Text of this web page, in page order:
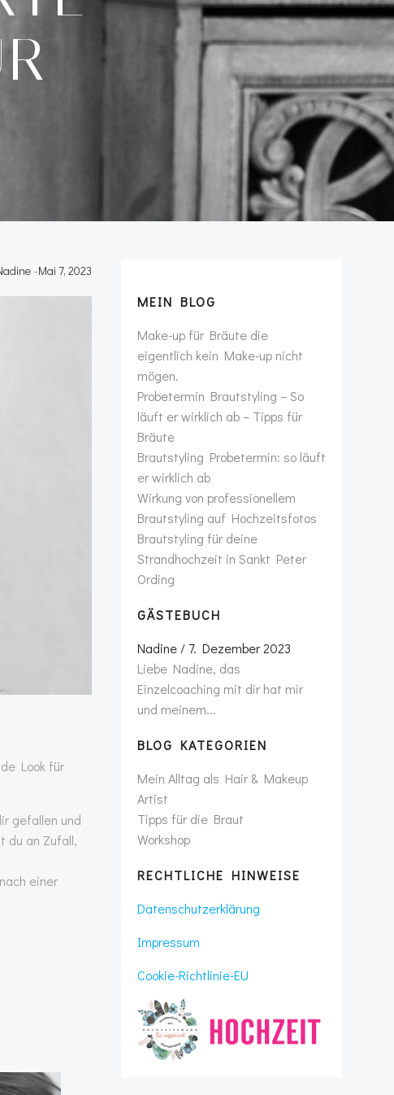
-Mai 7, 2023
Look für
gefallen und
du an Zufall,
einer
MEIN BLOG
Make-up für Bräute die
eigentlich kein Make-up nicht
mögen.
Probetermin Brautstyling – So
läuft er wirklich ab – Tipps für
Bräute
Brautstyling Probetermin: so läuft
er wirklich ab
Wirkung von professionellem
Brautstyling auf Hochzeitsfotos
Brautstyling für deine
Strandhochzeit in Sankt Peter
Ording
GÄSTEBUCH
Lara/28. Juni 2023
Liebe Nadine, vielen Dank für
deine tolle Unterstützung am
Samstag....
BLOG KATEGORIEN
Mein Alltag als Hair & Makeup
Artist
Tipps für die Braut
Workshop
RECHTLICHE HINWEISE
Datenschutzerklärung
Impressum
Cookie-Richtlinie-EU